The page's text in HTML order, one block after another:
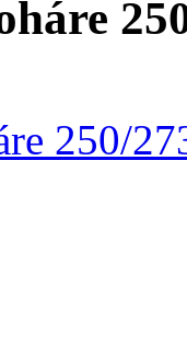
250/